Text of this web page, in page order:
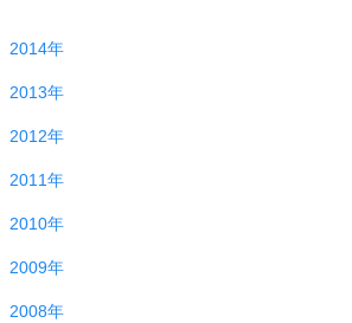
2014年
2013年
2012年
2011年
2010年
2009年
2008年